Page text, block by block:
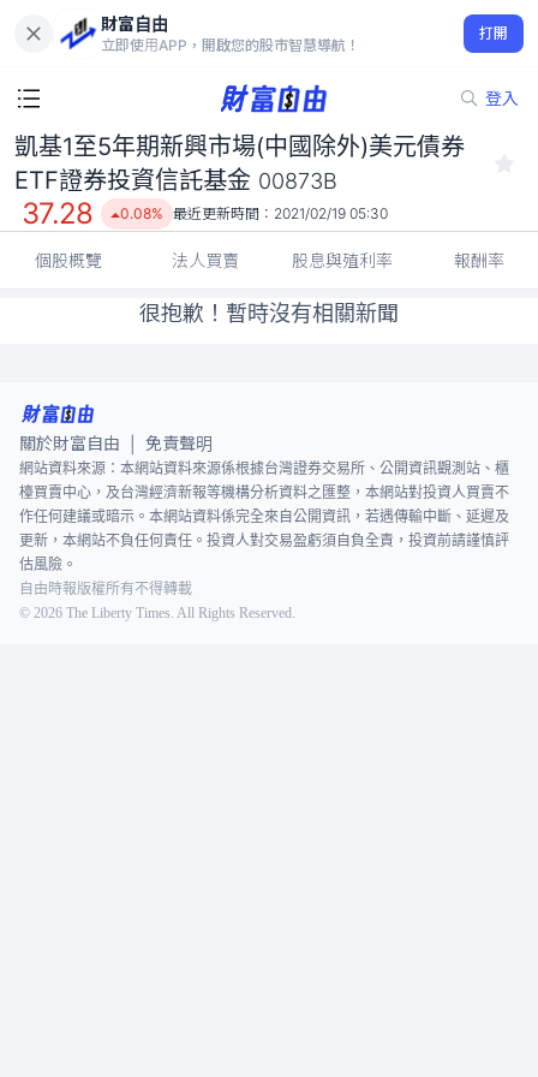
財富自由
立即使用APP，開啟您的股市智慧導航！
打開
登入
凱基1至5年期新興市場(中國除外)美元債券 ETF證券投資信託基金
00873B
37.28
0.08%
凱基1至5年期新興市場(中國除外)美元債券
ETF證券投資信託基金 00873B
37.28 0.08% 最近更新時間： 2021/02/19 05:30
個股概覽 法人買賣 股息與殖利率 報酬率
很抱歉！暫時沒有相關新聞
關於財富自由 免責聲明
網站資料來源：本網站資料來源係根據台灣證券交易所、公開資訊觀測站、櫃
檯買賣中心，及台灣經濟新報等機構分析資料之匯整，本網站對投資人買賣不
作任何建議或暗示。本網站資料係完全來自公開資訊，若遇傳輸中斷、延遲及
更新，本網站不負任何責任。投資人對交易盈虧須自負全責，投資前請謹慎評
估風險。
自由時報版權所有不得轉載
© 2026 The Liberty Times. All Rights Reserved.